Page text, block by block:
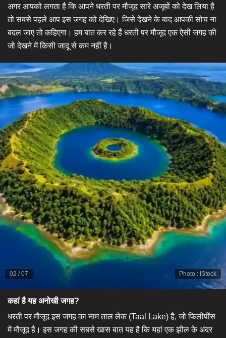
अगर आपको लगता है कि आपने धरती पर मौजूद सारे अजूबों को देख लिया है
तो सबसे पहले आप इस जगह को देखिए। जिसे देखने के बाद आपकी सोच ना
बदल जाए तो कहिएगा। हम बात कर रहे हैं धरती पर मौजूद एक ऐसी जगह की
जो देखने में किसी जादू से कम नहीं है।
Photo : IStock
02 /07
कहां है यह अनोखी जगह?
धरती पर मौजूद इस जगह का नाम ताल लेक (Taal Lake) है, जो फिलीपींस
में मौजूद है। इस जगह की सबसे खास बात यह है कि यहां एक झील के अंदर